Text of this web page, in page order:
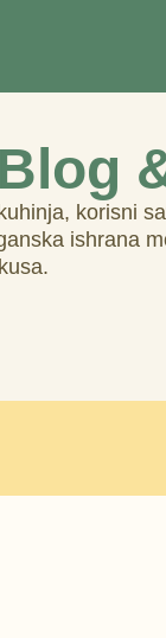
Blog
korisni
ishrana